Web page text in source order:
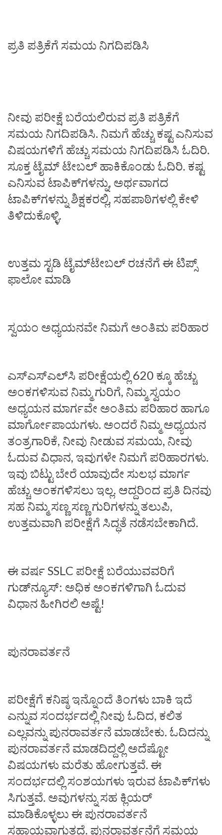
ಪ್ರತಿ ಪತ್ರಿಕೆಗೆ ಸಮಯ ನಿಗದಿಪಡಿಸಿ
ನೀವು ಪರೀಕ್ಷೆ ಬರೆಯಲಿರುವ ಪ್ರತಿ ಪತ್ರಿಕೆಗೆ
ಸಮಯ ನಿಗದಿಪಡಿಸಿ. ನಿಮಗೆ ಹೆಚ್ಚು ಕಷ್ಟ ಎನಿಸುವ
ವಿಷಯಗಳಿಗೆ ಹೆಚ್ಚು ಸಮಯ ನಿಗದಿಪಡಿಸಿ ಓದಿರಿ.
ಸೂಕ್ತ ಟೈಮ್‌ ಟೇಬಲ್‌ ಹಾಕಿಕೊಂಡು ಓದಿರಿ. ಕಷ್ಟ
ಎನಿಸುವ ಟಾಪಿಕ್‌ಗಳನ್ನು, ಅರ್ಥವಾಗದ
ಟಾಪಿಕ್‌ಗಳನ್ನು ಶಿಕ್ಷಕರಲ್ಲಿ, ಸಹಪಾಠಿಗಳಲ್ಲಿ ಕೇಳಿ
ತಿಳಿದುಕೊಳ್ಳಿ.
ಉತ್ತಮ ಸ್ಟಡಿ ಟೈಮ್‌ಟೇಬಲ್‌ ರಚನೆಗೆ ಈ ಟಿಪ್ಸ್‌
ಫಾಲೋ ಮಾಡಿ
ಸ್ವಯಂ ಅಧ್ಯಯನವೇ ನಿಮಗೆ ಅಂತಿಮ ಪರಿಹಾರ
ಎಸ್‌ಎಸ್‌ಎಲ್‌ಸಿ ಪರೀಕ್ಷೆಯಲ್ಲಿ 620 ಕ್ಕೂ ಹೆಚ್ಚು
ಅಂಕಗಳಿಸುವ ನಿಮ್ಮ ಗುರಿಗೆ, ನಿಮ್ಮ ಸ್ವಯಂ
ಅಧ್ಯಯನ ಮಾರ್ಗವೇ ಅಂತಿಮ ಪರಿಹಾರ ಹಾಗೂ
ಮಾರ್ಗೋಪಾಯಗಳು. ಅಂದರೆ ನಿಮ್ಮ ಅಧ್ಯಯನ
ತಂತ್ರಗಾರಿಕೆ, ನೀವು ನೀಡುವ ಸಮಯ, ನೀವು
ಓದುವ ವಿಧಾನ, ಇವುಗಳೇ ನಿಮಗೆ ಪರಿಹಾರಗಳು.
ಇವು ಬಿಟ್ಟು ಬೇರೆ ಯಾವುದೇ ಸುಲಭ ಮಾರ್ಗ
ಹೆಚ್ಚು ಅಂಕಗಳಿಸಲು ಇಲ್ಲ. ಆದ್ದರಿಂದ ಪ್ರತಿ ದಿನವು
ಸಹ ನಿಮ್ಮ ಸಣ್ಣ ಸಣ್ಣ ಗುರಿಗಳನ್ನು ತಲುಪಿ,
ಉತ್ತಮವಾಗಿ ಪರೀಕ್ಷೆಗೆ ಸಿದ್ಧತೆ ನಡೆಸಬೇಕಾಗಿದೆ.
ಈ ವರ್ಷ SSLC ಪರೀಕ್ಷೆ ಬರೆಯುವವರಿಗೆ
ಗುಡ್‌ನ್ಯೂಸ್: ಅಧಿಕ ಅಂಕಗಳಿಗಾಗಿ ಓದುವ
ವಿಧಾನ ಹೀಗಿರಲಿ ಅಷ್ಟೆ!
ಪುನರಾವರ್ತನೆ
ಪರೀಕ್ಷೆಗೆ ಕನಿಷ್ಠ ಇನ್ನೊಂದೆ ತಿಂಗಳು ಬಾಕಿ ಇದೆ
ಎನ್ನುವ ಸಂದರ್ಭದಲ್ಲಿ ನೀವು ಓದಿದ, ಕಲಿತ
ಎಲ್ಲವನ್ನು ಪುನರಾವರ್ತನೆ ಮಾಡಬೇಕು. ಓದಿದನ್ನು
ಪುನರಾವರ್ತನೆ ಮಾಡದಿದ್ದಲ್ಲಿ ಅದೆಷ್ಟೋ
ವಿಷಯಗಳು ಮರೆತು ಹೋಗುತ್ತವೆ. ಈ
ಸಂದರ್ಭದಲ್ಲಿ ಸಂಶಯಗಳು ಇರುವ ಟಾಪಿಕ್‌ಗಳು
ಸಿಗುತ್ತವೆ. ಅವುಗಳನ್ನು ಸಹ ಕ್ಲಿಯರ್‌
ಮಾಡಿಕೊಳ್ಳಲು ಈ ಪುನರಾವರ್ತನೆ
ಸಹಾಯವಾಗುತ್ತದೆ. ಪುನರಾವರ್ತನೆಗೆ ಸಮಯ